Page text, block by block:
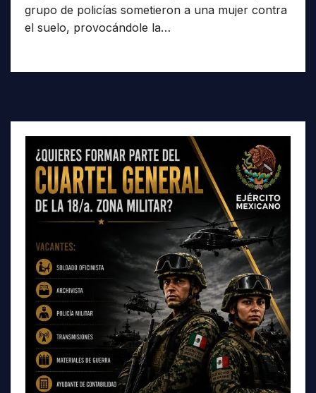
grupo de policías sometieron a una mujer contra
el suelo, provocándole la…